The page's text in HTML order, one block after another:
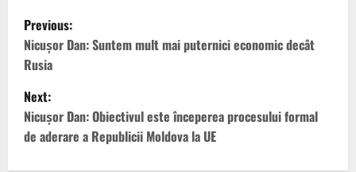
P
o
s
t
n
Previous:
Nicușor Dan: Suntem mult mai puternici economic decât
Rusia
Next:
Nicușor Dan: Obiectivul este începerea procesului formal
de aderare a Republicii Moldova la UE